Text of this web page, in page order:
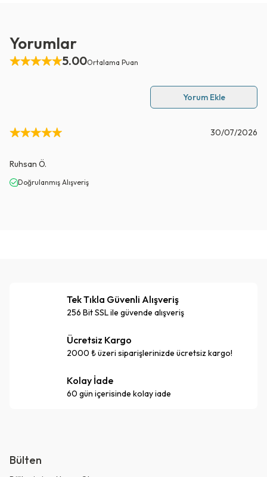
Yorumlar
5.00Ortalama Puan
Yorum Ekle
Ruhsan Ö.
Doğrulanmış Alışveriş
30/07/2026
Tek Tıkla Güvenli Alışveriş
256 Bit SSL ile güvende alışveriş
Ücretsiz Kargo
2000 ₺ üzeri siparişlerinizde ücretsiz kargo!
Kolay İade
60 gün içerisinde kolay iade
Bülten